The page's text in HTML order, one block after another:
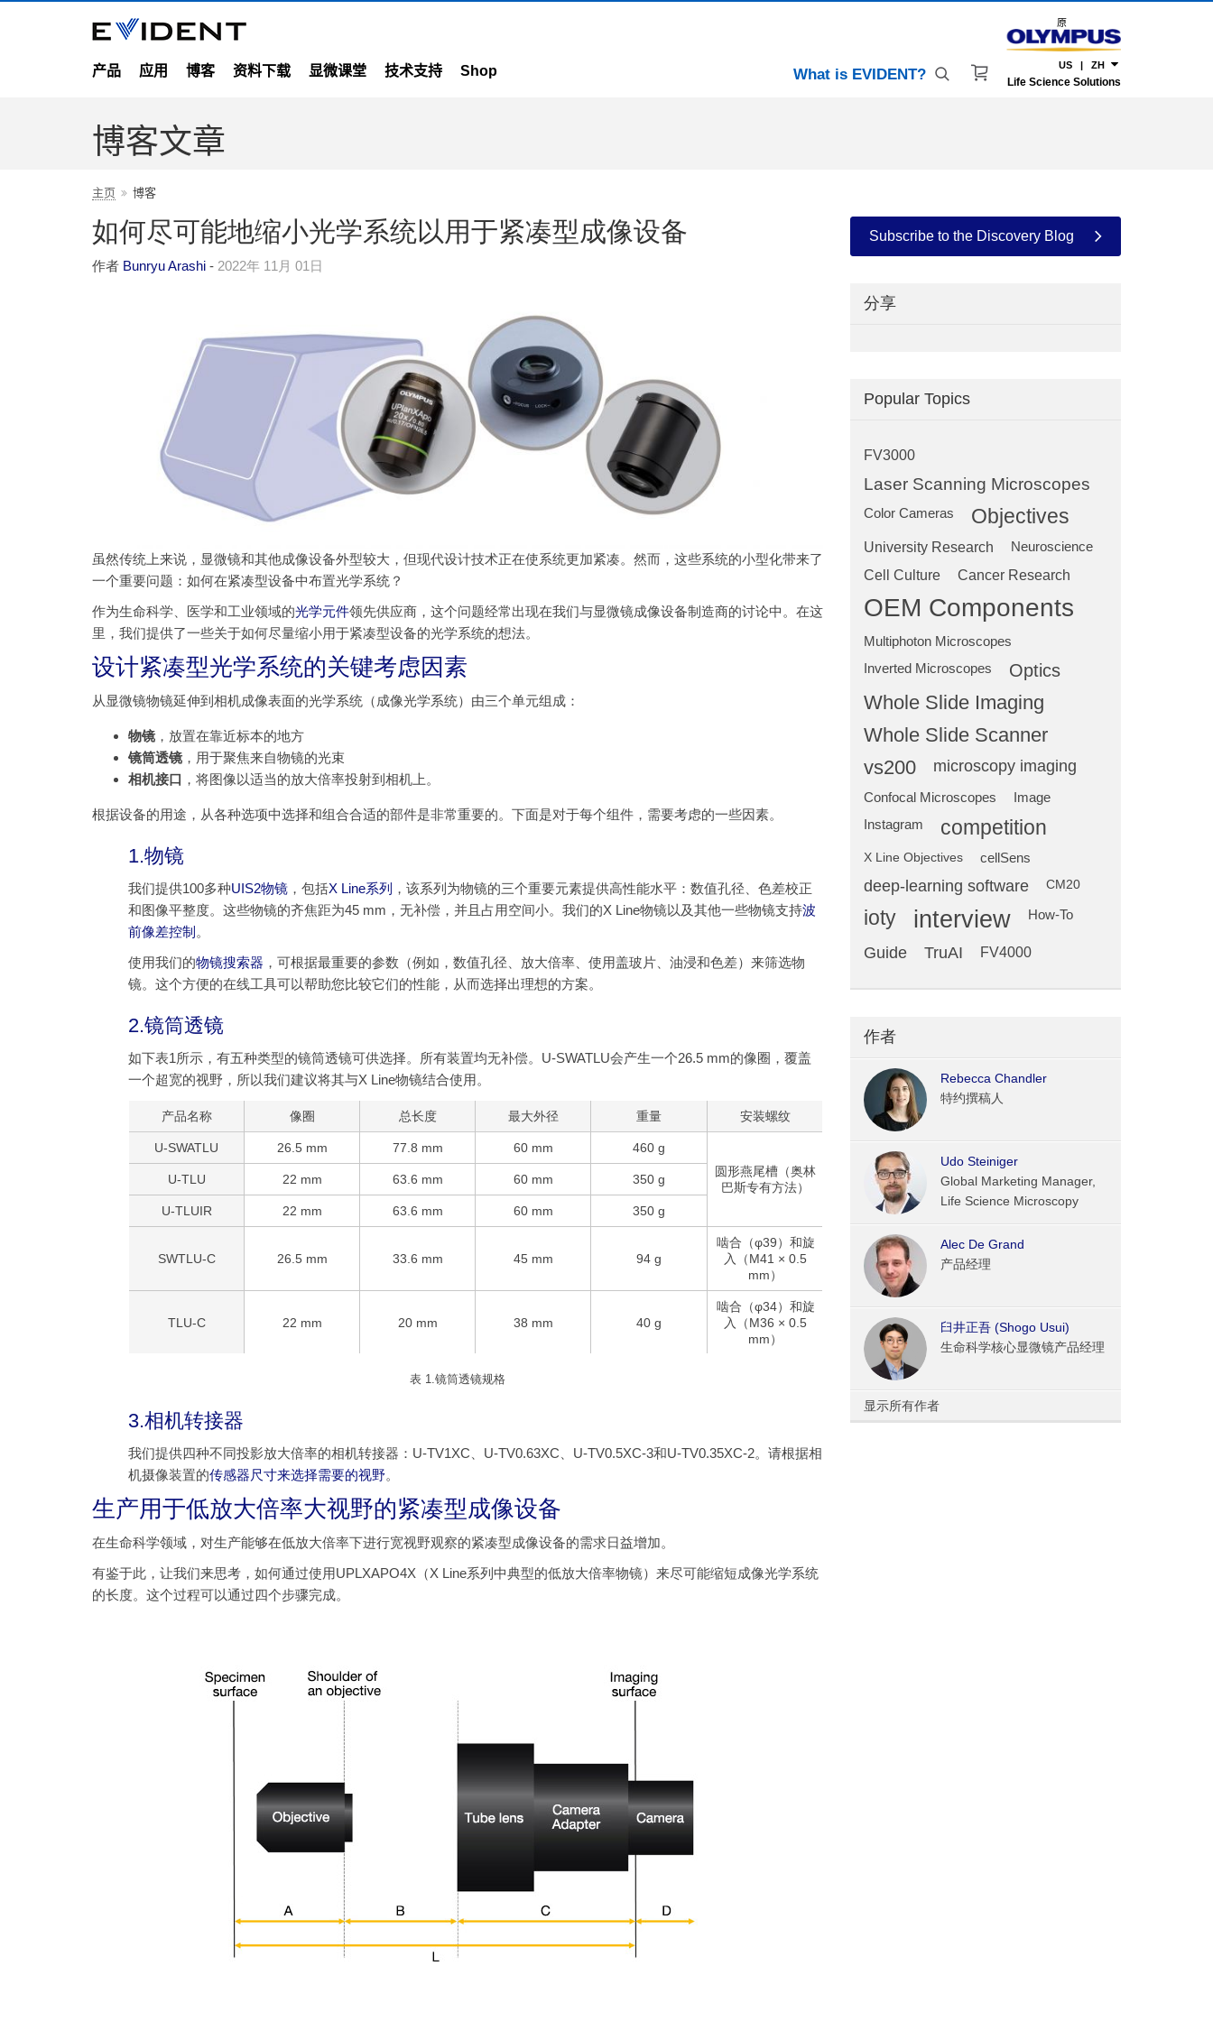
产品 应用 博客 资料下载 显微课堂 技术支持 Shop
原
What is EVIDENT?
US | ZH
Life Science Solutions
博客文章
主页 博客
如何尽可能地缩小光学系统以用于紧凑型成像设备
作者 Bunryu Arashi - 2022年 11月 01日
虽然传统上来说，显微镜和其他成像设备外型较大，但现代设计技术正在使系统更加紧凑。然而，这些系统的小型化带来了
一个重要问题：如何在紧凑型设备中布置光学系统？
作为生命科学、医学和工业领域的光学元件领先供应商，这个问题经常出现在我们与显微镜成像设备制造商的讨论中。在这
里，我们提供了一些关于如何尽量缩小用于紧凑型设备的光学系统的想法。
设计紧凑型光学系统的关键考虑因素
从显微镜物镜延伸到相机成像表面的光学系统（成像光学系统）由三个单元组成：
物镜 ，放置在靠近标本的地方
镜筒透镜 ，用于聚焦来自物镜的光束
相机接口 ，将图像以适当的放大倍率投射到相机上。
根据设备的用途，从各种选项中选择和组合合适的部件是非常重要的。下面是对于每个组件，需要考虑的一些因素。
1.物镜
我们提供100多种UIS2物镜 ，包括X Line系列 ，该系列为物镜的三个重要元素提供高性能水平：数值孔径、色差校正
和图像平整度。这些物镜的齐焦距为45 mm，无补偿，并且占用空间小。我们的X Line物镜以及其他一些物镜支持波
前像差控制 。
使用我们的物镜搜索器 ，可根据最重要的参数（例如，数值孔径、放大倍率、使用盖玻片、油浸和色差）来筛选物
镜。这个方便的在线工具可以帮助您比较它们的性能，从而选择出理想的方案。
2.镜筒透镜
如下表1所示，有五种类型的镜筒透镜可供选择。所有装置均无补偿。U-SWATLU会产生一个26.5 mm的像圈，覆盖
一个超宽的视野，所以我们建议将其与X Line物镜结合使用。
产品名称 像圈 总长度 最大外径 重量 安装螺纹
U-SWATLU 26.5 mm 77.8 mm 60 mm
460 g
圆形燕尾槽（奥林
巴斯专有方法）
U-TLU 22 mm 63.6 mm 60 mm 350 g
U-TLUIR 22 mm 63.6 mm 60 mm 350 g
SWTLU-C 26.5 mm 33.6 mm 45 mm 94 g
啮合（φ39）和旋
入（M41 × 0.5
mm）
TLU-C 22 mm 20 mm 38 mm 40 g
啮合（φ34）和旋
入（M36 × 0.5
mm）
表 1.镜筒透镜规格
3.相机转接器
我们提供四种不同投影放大倍率的相机转接器：U-TV1XC、U-TV0.63XC、U-TV0.5XC-3和U-TV0.35XC-2。请根据相
机摄像装置的传感器尺寸来选择需要的视野。
生产用于低放大倍率大视野的紧凑型成像设备
在生命科学领域，对生产能够在低放大倍率下进行宽视野观察的紧凑型成像设备的需求日益增加。
有鉴于此，让我们来思考，如何通过使用UPLXAPO4X（X Line系列中典型的低放大倍率物镜）来尽可能缩短成像光学系统
的长度。这个过程可以通过四个步骤完成。
Subscribe to the Discovery Blog
分享
Popular Topics
FV3000
Laser Scanning Microscopes
Color Cameras Objectives
University Research Neuroscience
Cell Culture Cancer Research
OEM Components
Multiphoton Microscopes
Inverted Microscopes
Optics
Whole Slide Imaging
Whole Slide Scanner
vs200
microscopy imaging
Confocal Microscopes
Image
Instagram
competition
X Line Objectives cellSens
deep-learning software CM20
ioty interview How-To
Guide TruAI FV4000
作者
Rebecca Chandler
特约撰稿人
Udo Steiniger
Global Marketing Manager,
Life Science Microscopy
Alec De Grand
产品经理
臼井正吾 (Shogo Usui)
生命科学核心显微镜产品经理
显示所有作者